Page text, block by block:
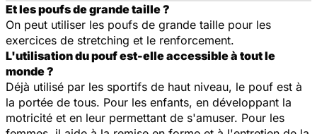
Et les poufs de grande taille ?
On peut utiliser les poufs de grande taille pour les
exercices de stretching et le renforcement.
L'utilisation du pouf est-elle accessible à tout le
monde ?
Déjà utilisé par les sportifs de haut niveau, le pouf est à
la portée de tous. Pour les enfants, en développant la
motricité et en leur permettant de s'amuser. Pour les